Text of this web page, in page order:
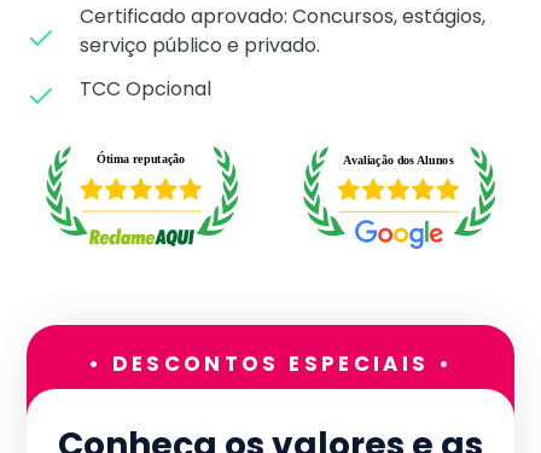
Certificado aprovado: Concursos, estágios,
serviço público e privado.
TCC Opcional
• DESCONTOS ESPECIAIS •